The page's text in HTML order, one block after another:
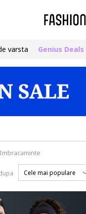
varsta Genius Deals
Imbracaminte
Cele mai populare